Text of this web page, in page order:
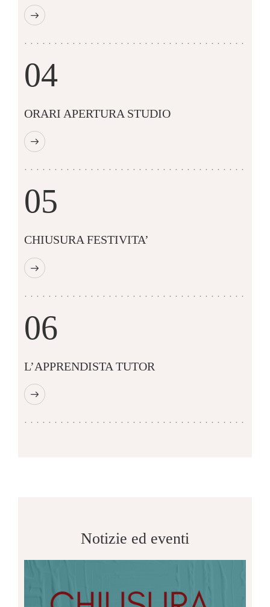
04
ORARI APERTURA STUDIO
05
CHIUSURA FESTIVITA’
06
L’APPRENDISTA TUTOR
Notizie ed eventi